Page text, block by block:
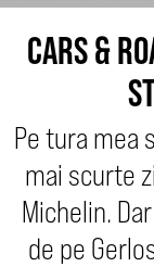
CARS &
Pe tura mea
mai scurte
Michelin.
de pe